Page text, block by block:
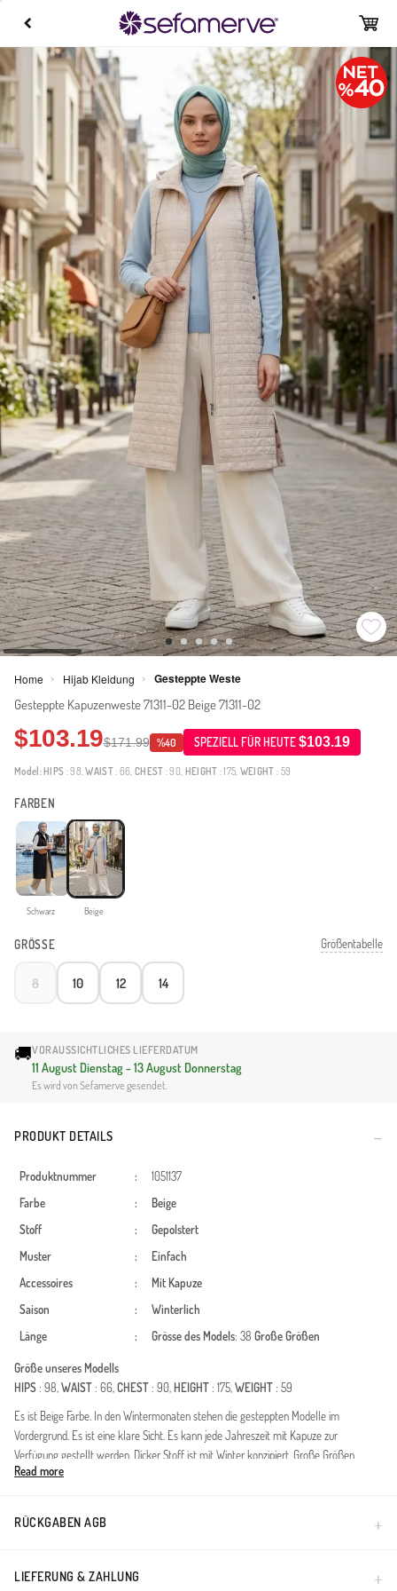
Home > Hijab Kleidung > Gesteppte Weste
Gesteppte Kapuzenweste 71311-02 Beige 71311-02
$103.19$171.99 %40 SPEZIELL FÜR HEUTE$103.19
Model: HIPS : 98,WAIST: 66,CHEST : 90, HEIGHT : 175, WEIGHT : 59
FARBEN
Schwarz Beige
GRÖSSE Größentabelle
8 10 12 14
🚚VORAUSSICHTLICHES LIEFERDATUM
11 August Dienstag - 13 August Donnerstag
Es wird von Sefamerve gesendet.
PRODUKT DETAILS
Produktnummer :
1051137
Farbe
:
Beige
Stoff
:
Gepolstert
Muster
:
Einfach
Accessoires
:
Mit Kapuze
Saison
:
Winterlich
Länge
: Grösse des Models: 38 Große Größen
Größe unseres Modells
HIPS: 98,WAIST: 66,CHEST: 90, HEIGHT: 175,WEIGHT: 59
Es ist Beige Farbe. In den Wintermonaten stehen die gesteppten Modelle im
Vordergrund. Es ist eine klare Sicht. Es kann jede Jahreszeit mit Kapuze zur
Verfügung gestellt werden. Dicker Stoff ist mit Winter konzipiert. Große Größen
Option ist verfügbar.
Funktionalität mit modischem Anspruch. Dank der langen Passform bietet sie
eine individuelle Taillierung sorgt.Materialqualität: Hochwertiges, windabweisendes
Read more
RÜCKGABEN AGB
LIEFERUNG & ZAHLUNG